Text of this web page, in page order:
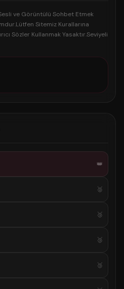
ve Görüntülü Sohbet Etmek
Sitemiz Kurallarına
Sözler Kullanmak Yasaktır.Seviyeli